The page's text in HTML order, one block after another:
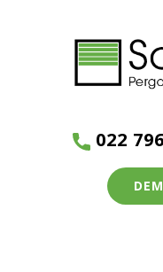
022